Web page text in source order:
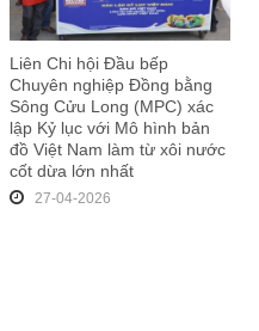
Liên Chi hội Đầu bếp
Chuyên nghiệp Đồng bằng
Sông Cửu Long (MPC) xác
lập Kỷ lục với Mô hình bản
đồ Việt Nam làm từ xôi nước
cốt dừa lớn nhất
27-04-2026